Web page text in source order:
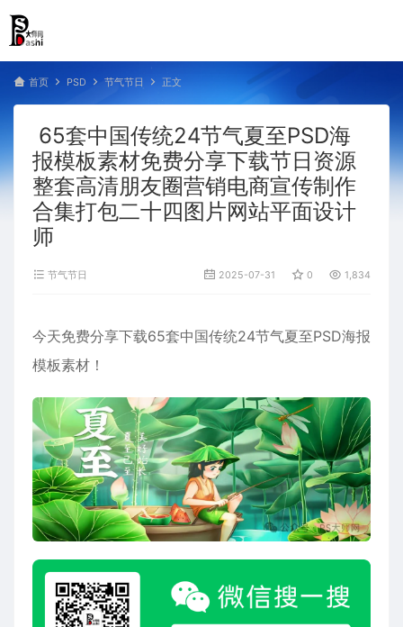
首页 PSD 节气节日 正文
65套中国传统24节气夏至PSD海
报模板素材免费分享下载节日资源
整套高清朋友圈营销电商宣传制作
合集打包二十四图片网站平面设计
师
节气节日 2025-07-31 0 1,834
今天免费分享下载65套中国传统24节气夏至PSD海报
模板素材！